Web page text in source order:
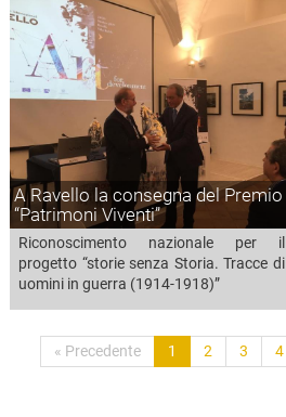
A Ravello la consegna del Premio
“Patrimoni Viventi”
Riconoscimento nazionale per il
progetto “storie senza Storia. Tracce di
uomini in guerra (1914-1918)”
« Precedente 1 2 3 4